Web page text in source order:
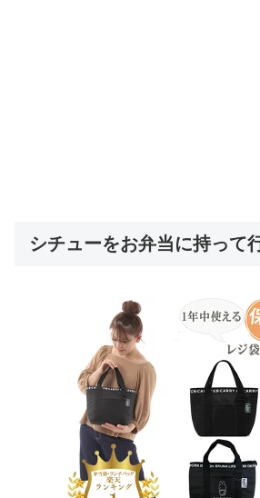
シチューをお弁当に持って